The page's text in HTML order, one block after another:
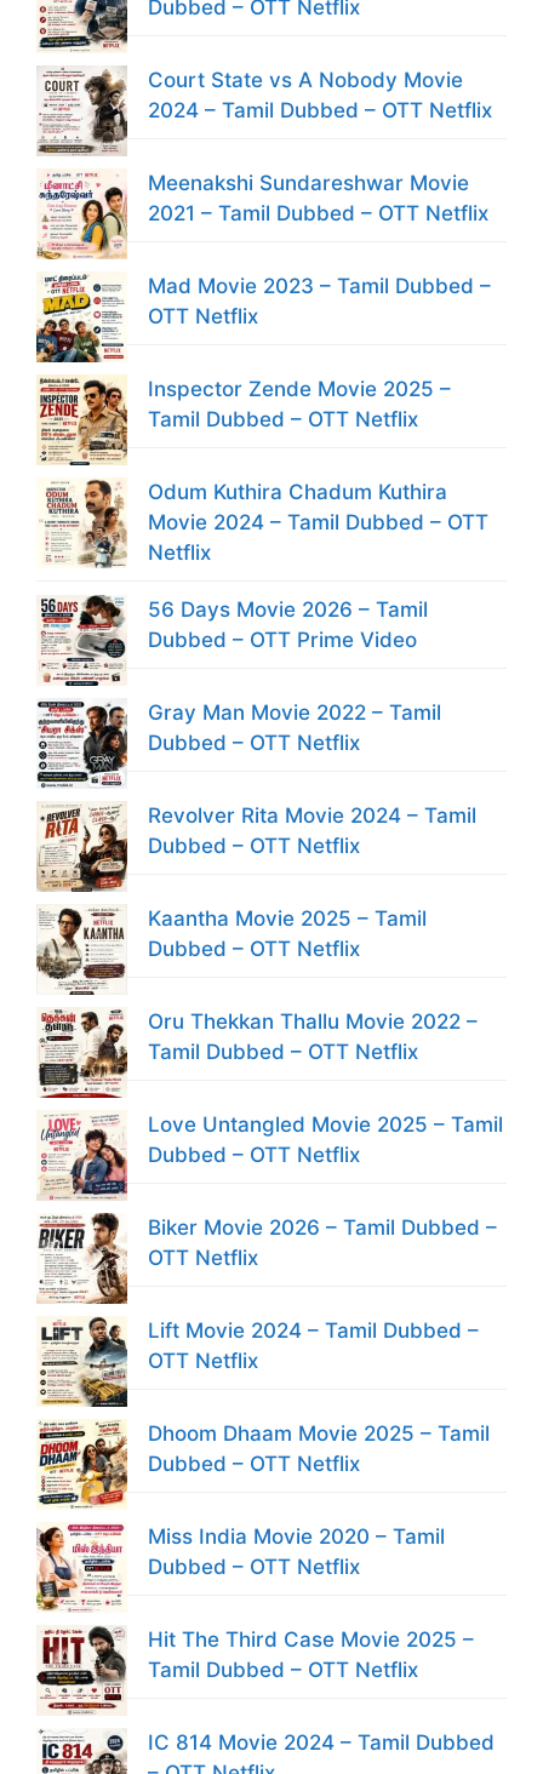
Dubbed – OTT Netflix
Court State vs A Nobody Movie
2024 – Tamil Dubbed – OTT Netflix
Meenakshi Sundareshwar Movie
2021 – Tamil Dubbed – OTT Netflix
Mad Movie 2023 – Tamil Dubbed –
OTT Netflix
Inspector Zende Movie 2025 –
Tamil Dubbed – OTT Netflix
Odum Kuthira Chadum Kuthira
Movie 2024 – Tamil Dubbed – OTT
Netflix
56 Days Movie 2026 – Tamil
Dubbed – OTT Prime Video
Gray Man Movie 2022 – Tamil
Dubbed – OTT Netflix
Revolver Rita Movie 2024 – Tamil
Dubbed – OTT Netflix
Kaantha Movie 2025 – Tamil
Dubbed – OTT Netflix
Oru Thekkan Thallu Movie 2022 –
Tamil Dubbed – OTT Netflix
Love Untangled Movie 2025 – Tamil
Dubbed – OTT Netflix
Biker Movie 2026 – Tamil Dubbed –
OTT Netflix
Lift Movie 2024 – Tamil Dubbed –
OTT Netflix
Dhoom Dhaam Movie 2025 – Tamil
Dubbed – OTT Netflix
Miss India Movie 2020 – Tamil
Dubbed – OTT Netflix
Hit The Third Case Movie 2025 –
Tamil Dubbed – OTT Netflix
IC 814 Movie 2024 – Tamil Dubbed